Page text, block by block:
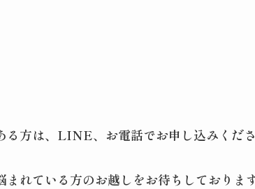
る方は、LINE、お電話でお申し込みくださ
まれている方のお越しをお待ちしておりま